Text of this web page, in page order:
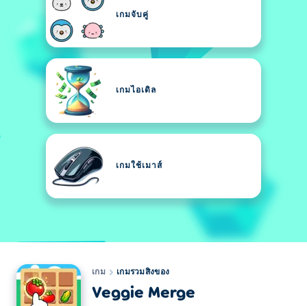
เกมจับคู่
เกมไอเดิล
เกมใช้เมาส์
เกม เกมรวมสิ่งของ
Veggie Merge